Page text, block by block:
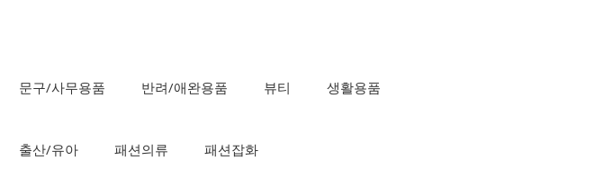
문구/사무용품 반려/애완용품 뷰티 생활용품
출산/유아 패션의류 패션잡화